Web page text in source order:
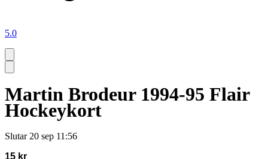
5.0
Martin Brodeur 1994-95 Flair
Hockeykort
Slutar 20 sep 11:56
15 kr